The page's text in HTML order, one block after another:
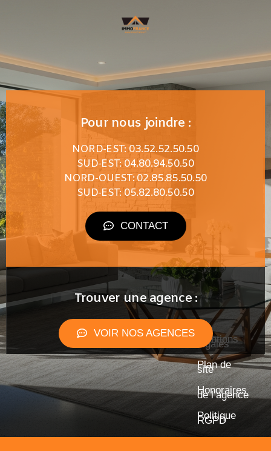
Pour nous joindre :
NORD-EST: 03.52.52.50.50
SUD-EST: 04.80.94.50.50
NORD-OUEST: 02.85.85.50.50
SUD-EST: 05.82.80.50.50
CONTACT
Trouver une agence :
VOIR NOS AGENCES
Mentions
légales
Plan de
site
Honoraires
de l’agence
Politique
RGPD